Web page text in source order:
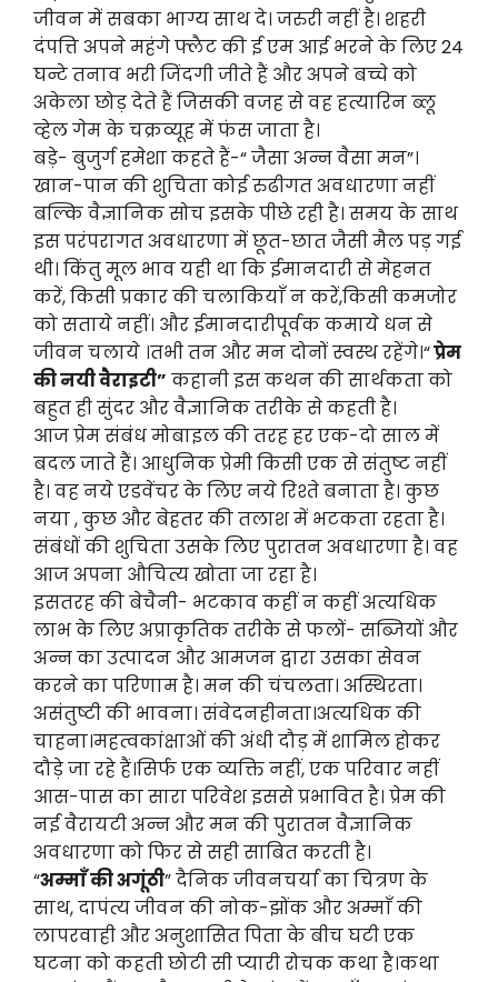
जीवन में सबका भाग्य साथ दे। जरुरी नहीं है। शहरी
दंपत्ति अपने महंगे फ्लैट की ई एम आई भरने के लिए 24
घन्टे तनाव भरी जिंदगी जीते हैं और अपने बच्चे को
अकेला छोड़ देते हैं जिसकी वजह से वह हत्यारिन ब्लू
व्हेल गेम के चक्रव्यूह में फंस जाता है।
बड़े- बुजुर्ग हमेशा कहते हैं-“ जैसा अन्न वैसा मन”।
खान-पान की शुचिता कोई रुढीगत अवधारणा नहीं
बल्कि वैज्ञानिक सोच इसके पीछे रही है। समय के साथ
इस परंपरागत अवधारणा में छूत-छात जैसी मैल पड़ गई
थी। किंतु मूल भाव यही था कि ईमानदारी से मेहनत
करें, किसी प्रकार की चलाकियाँ न करें,किसी कमजोर
को सताये नहीं। और ईमानदारीपूर्वक कमाये धन से
जीवन चलाये ।तभी तन और मन दोनों स्वस्थ रहेंगे।“प्रेम
की नयी वैराइटी” कहानी इस कथन की सार्थकता को
बहुत ही सुंदर और वैज्ञानिक तरीके से कहती है।
आज प्रेम संबंध मोबाइल की तरह हर एक-दो साल में
बदल जाते हैं। आधुनिक प्रेमी किसी एक से संतुष्ट नहीं
है। वह नये एडवेंचर के लिए नये रिश्ते बनाता है। कुछ
नया , कुछ और बेहतर की तलाश में भटकता रहता है।
संबंधों की शुचिता उसके लिए पुरातन अवधारणा है। वह
आज अपना औचित्य खोता जा रहा है।
इसतरह की बेचैनी- भटकाव कहीं न कहीं अत्यधिक
लाभ के लिए अप्राकृतिक तरीके से फलों- सब्जियों और
अन्न का उत्पादन और आमजन द्वारा उसका सेवन
करने का परिणाम है। मन की चंचलता। अस्थिरता।
असंतुष्टी की भावना। संवेदनहीनता।अत्यधिक की
चाहना।महत्वकांक्षाओं की अंधी दौड़ में शामिल होकर
दौड़े जा रहे हैं।सिर्फ एक व्यक्ति नहीं, एक परिवार नहीं
आस-पास का सारा परिवेश इससे प्रभावित है। प्रेम की
नई वैरायटी अन्न और मन की पुरातन वैज्ञानिक
अवधारणा को फिर से सही साबित करती है।
“अम्माँ की अगूंठी” दैनिक जीवनचर्या का चित्रण के
साथ, दापंत्य जीवन की नोक-झोंक और अम्माँ की
लापरवाही और अनुशासित पिता के बीच घटी एक
घटना को कहती छोटी सी प्यारी रोचक कथा है।कथा